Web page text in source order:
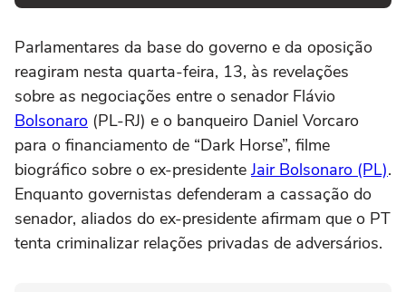
Parlamentares da base do governo e da oposição
reagiram nesta quarta-feira, 13, às revelações
sobre as negociações entre o senador Flávio
Bolsonaro (PL-RJ) e o banqueiro Daniel Vorcaro
para o financiamento de “Dark Horse”, filme
biográfico sobre o ex-presidente Jair Bolsonaro (PL).
Enquanto governistas defenderam a cassação do
senador, aliados do ex-presidente afirmam que o PT
tenta criminalizar relações privadas de adversários.